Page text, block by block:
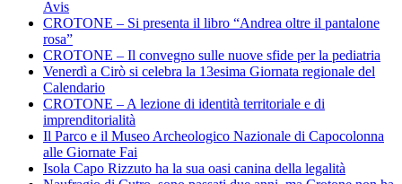
Avis
CROTONE – Si presenta il libro “Andrea oltre il pantalone
rosa”
CROTONE – Il convegno sulle nuove sfide per la pediatria
Venerdì a Cirò si celebra la 13esima Giornata regionale del
Calendario
CROTONE – A lezione di identità territoriale e di
imprenditorialità
Il Parco e il Museo Archeologico Nazionale di Capocolonna
alle Giornate Fai
Isola Capo Rizzuto ha la sua oasi canina della legalità